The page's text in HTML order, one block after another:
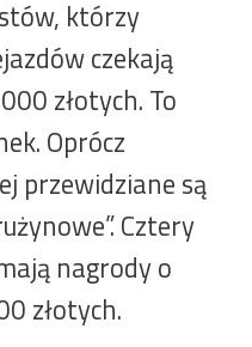
którzy
czekają
złotych. To
Oprócz
przewidziane są
Cztery
nagrody o
złotych.